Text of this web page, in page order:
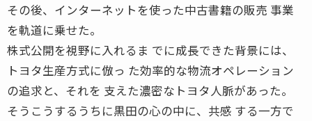
その後、インターネットを使った中古書籍の販売 事業
を軌道に乗せた。
株式公開を視野に入れるま でに成長できた背景には、
トヨタ生産方式に倣っ た効率的な物流オペレーション
の追求と、それを 支えた濃密なトヨタ人脈があった。
そうこうするうちに黒田の心の中に、共感 する一方で